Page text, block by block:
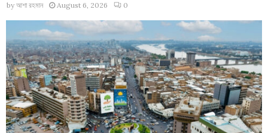
by আশা রহমান August 6, 2026 0